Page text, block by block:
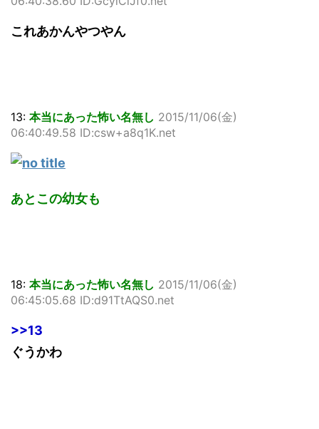
これあかんやつやん
13: 本当にあった怖い名無し 2015/11/06(金)
06:40:49.58 ID:csw+a8q1K.net
あとこの幼女も
18: 本当にあった怖い名無し 2015/11/06(金)
06:45:05.68 ID:d91TtAQS0.net
>>13
ぐうかわ